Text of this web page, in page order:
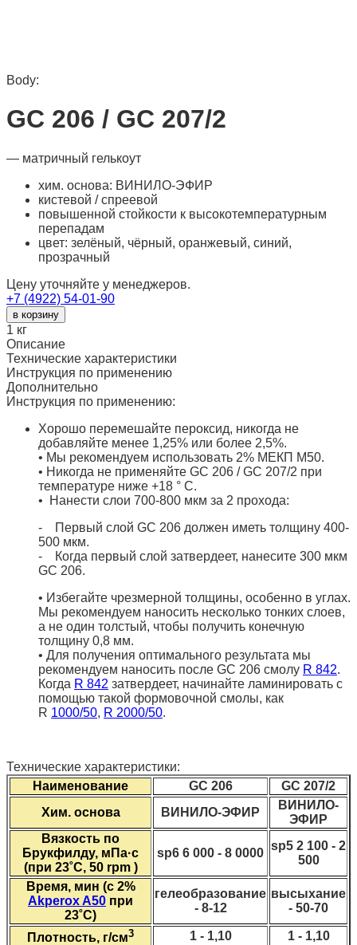
Body:
GС 206 / GC 207/2
— матричный гелькоут
хим. основа: ВИНИЛО-ЭФИР
кистевой / спреевой
повышенной стойкости к высокотемпературным
перепадам
цвет: зелёный, чёрный, оранжевый, синий,
прозрачный
Цену уточняйте у менеджеров.
+7 (4922) 54-01-90
в корзину
1 кг
Описание
Технические характеристики
Инструкция по применению
Дополнительно
Инструкция по применению:
Хорошо перемешайте пероксид, никогда не
добавляйте менее 1,25% или более 2,5%.
• Мы рекомендуем использовать 2% МЕКП М50.
• Никогда не применяйте GC 206 / GC 207/2 при
температуре ниже +18 ° C.
• Нанести слои 700-800 мкм за 2 прохода:
- Первый слой GC 206 должен иметь толщину 400-
500 мкм.
- Когда первый слой затвердеет, нанесите 300 мкм
GC 206.
• Избегайте чрезмерной толщины, особенно в углах.
Мы рекомендуем наносить несколько тонких слоев,
а не один толстый, чтобы получить конечную
толщину 0,8 мм.
• Для получения оптимального результата мы
рекомендуем наносить после GC 206 смолу R 842.
Когда R 842 затвердеет, начинайте ламинировать с
помощью такой формовочной смолы, как
R 1000/50, R 2000/50.
Технические характеристики:
Наименование
GС 206
GС 207/2
Хим. основа
ВИНИЛО-ЭФИР
ВИНИЛО-
ЭФИР
Вязкость по
Брукфилду, мПа·с
(при 23˚С, 50 rpm )
sp6 6 000 - 8 0000
sp5 2 100 - 2
500
Время, мин (с 2%
Akperox A50 при
23˚С)
гелеобразование
- 8-12
высыхание
- 50-70
Плотность, г/см3 1 - 1,10
1 - 1,10